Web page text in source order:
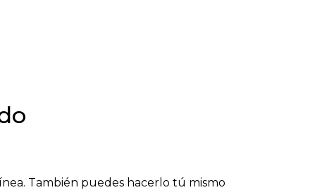
También puedes hacerlo tú mismo